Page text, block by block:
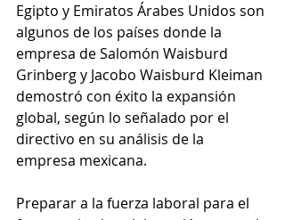
Egipto y Emiratos Árabes Unidos son
algunos de los países donde la
empresa de Salomón Waisburd
Grinberg y Jacobo Waisburd Kleiman
demostró con éxito la expansión
global, según lo señalado por el
directivo en su análisis de la
empresa mexicana.
Preparar a la fuerza laboral para el